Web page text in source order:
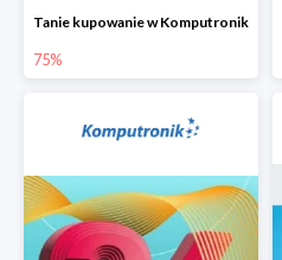
Tanie kupowanie w Komputronik
75%